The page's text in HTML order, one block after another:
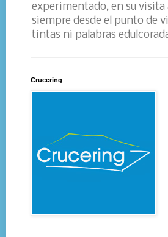
experimentado, en su visita
siempre desde el punto de
tintas ni palabras
Crucering